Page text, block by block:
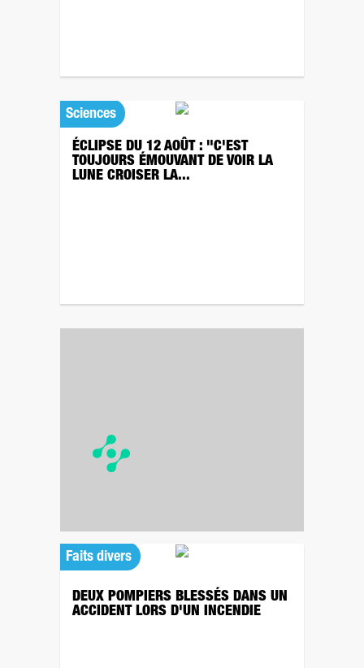
Sciences
ÉCLIPSE DU 12 AOÛT : "C'EST
TOUJOURS ÉMOUVANT DE VOIR LA
LUNE CROISER LA...
Faits divers
DEUX POMPIERS BLESSÉS DANS UN
ACCIDENT LORS D'UN INCENDIE